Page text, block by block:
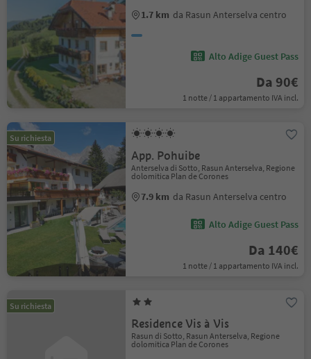
1.7 km da Rasun Anterselva centro
Alto Adige Guest Pass
Da 90€
1 notte / 1 appartamento IVA incl.
Su richiesta
App. Pohuibe
Anterselva di Sotto, Rasun Anterselva, Regione
dolomitica Plan de Corones
7.9 km da Rasun Anterselva centro
Alto Adige Guest Pass
Da 140€
1 notte / 1 appartamento IVA incl.
Su richiesta
Residence Vis à Vis
Rasun di Sotto, Rasun Anterselva, Regione
dolomitica Plan de Corones